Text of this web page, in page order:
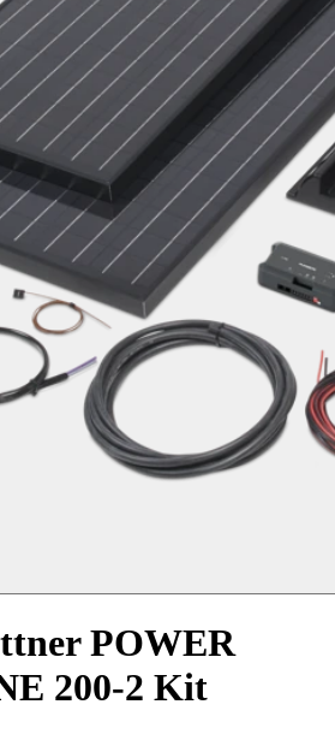
POWER
200-2 Kit